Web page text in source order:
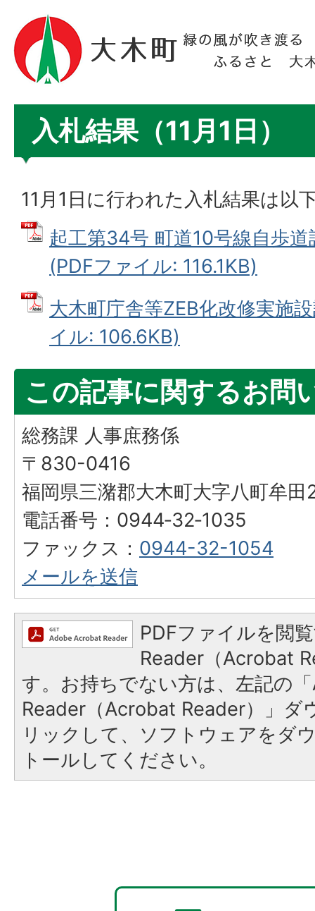
入札結果（11月1日）
11月1日に行われた入札結果は以
起工第34号 町道10号線自歩
(PDFファイル: 116.1KB)
大木町庁舎等ZEB化改修実施
イル: 106.6KB)
この記事に関するお問
総務課 人事庶務係
〒830-0416
福岡県三潴郡大木町大字八町牟
電話番号：0944‐32‐1035
ファックス： 0944-32-1054
メールを送信
PDFファイルを閲
Reader（Acrobat
す。お持ちでない方は、左記の
Reader（Acrobat Reader）」ダ
リックして、ソフトウェアをダ
トールしてください。